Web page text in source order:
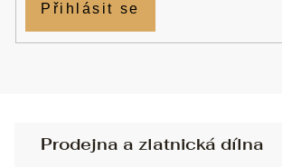
Přihlásit se
Prodejna a zlatnická dílna